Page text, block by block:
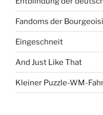
Fandoms der
Eingeschneit
And Just Like That
Kleiner Puzzle-WM-